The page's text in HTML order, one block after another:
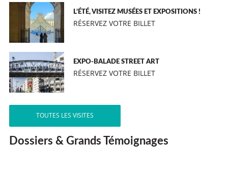
L’ÉTÉ, VISITEZ MUSÉES ET EXPOSITIONS !
RÉSERVEZ VOTRE BILLET
EXPO-BALADE STREET ART
RÉSERVEZ VOTRE BILLET
TOUTES LES VISITES
Dossiers & Grands Témoignages